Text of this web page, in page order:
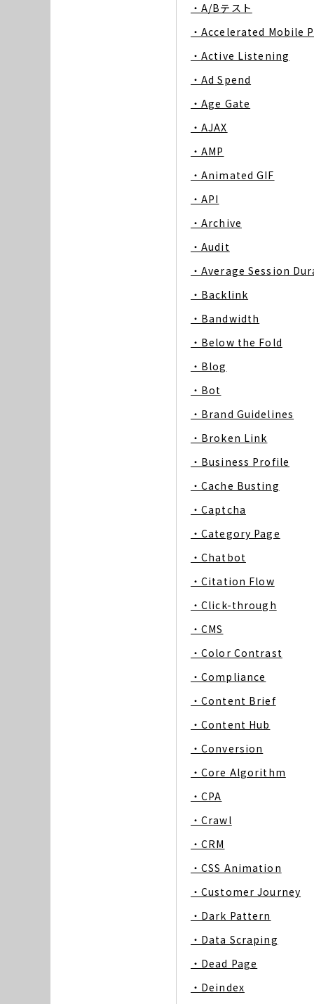
・A/Bテスト
・Accelerated Mobile
・Active Listening
・Ad Spend
・Age Gate
・AJAX
・AMP
・Animated GIF
・API
・Archive
・Audit
・Average Session
・Backlink
・Bandwidth
・Below the Fold
・Blog
・Bot
・Brand Guidelines
・Broken Link
・Business Profile
・Cache Busting
・Captcha
・Category Page
・Chatbot
・Citation Flow
・Click-through
・CMS
・Color Contrast
・Compliance
・Content Brief
・Content Hub
・Conversion
・Core Algorithm
・CPA
・Crawl
・CRM
・CSS Animation
・Customer Journey
・Dark Pattern
・Data Scraping
・Dead Page
・Deindex